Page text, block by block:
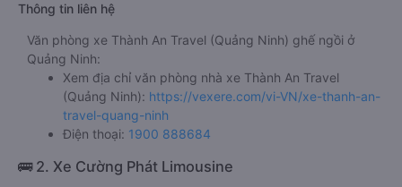
Thông tin liên hệ
Văn phòng xe Thành An Travel (Quảng Ninh) ghế ngồi ở
Quảng Ninh:
Xem địa chỉ văn phòng nhà xe Thành An Travel
(Quảng Ninh): https://vexere.com/vi-VN/xe-thanh-an-
travel-quang-ninh
Điện thoại: 1900 888684
🚌 2. Xe Cường Phát Limousine